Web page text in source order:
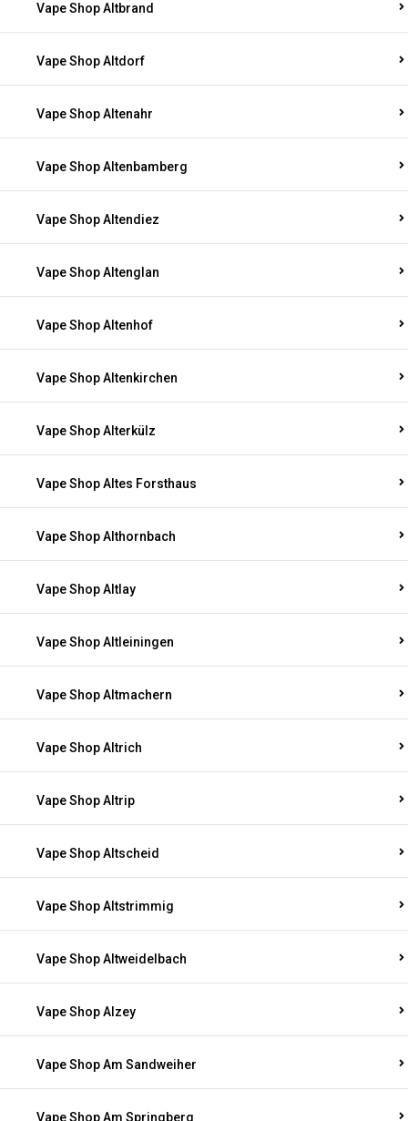
Vape Shop Altbrand
Vape Shop Altdorf
Vape Shop Altenahr
Vape Shop Altenbamberg
Vape Shop Altendiez
Vape Shop Altenglan
Vape Shop Altenhof
Vape Shop Altenkirchen
Vape Shop Alterkülz
Vape Shop Altes Forsthaus
Vape Shop Althornbach
Vape Shop Altlay
Vape Shop Altleiningen
Vape Shop Altmachern
Vape Shop Altrich
Vape Shop Altrip
Vape Shop Altscheid
Vape Shop Altstrimmig
Vape Shop Altweidelbach
Vape Shop Alzey
Vape Shop Am Sandweiher
Vape Shop Am Springberg